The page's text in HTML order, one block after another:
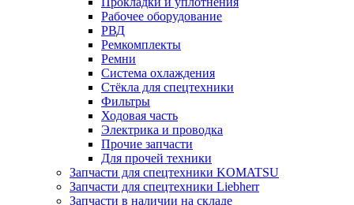
Рабочее оборудование
РВД
Ремкомплекты
Ремни
Система охлаждения
Стёкла для спецтехники
Фильтры
Ходовая часть
Электрика и проводка
Прочие запчасти
Для прочей техники
Запчасти для спецтехники KOMATSU
Запчасти для спецтехники Liebherr
Запчасти в наличии на складе